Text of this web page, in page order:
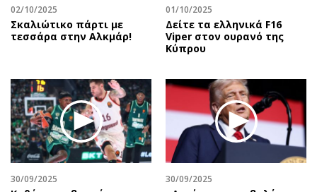
02/10/2025
Σκαλιώτικο πάρτι με
τεσσάρα στην Αλκμάρ!
01/10/2025
Δείτε τα ελληνικά F16
Viper στον ουρανό της
Κύπρου
30/09/2025 30/09/2025